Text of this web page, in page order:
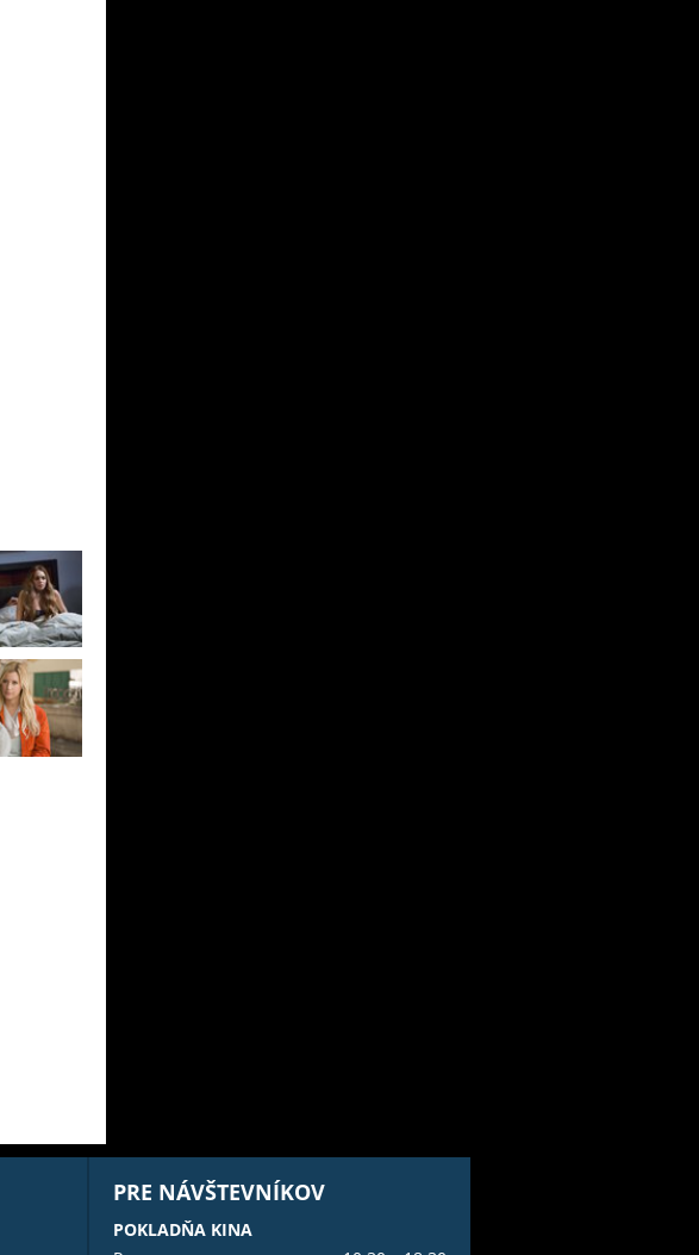
PRE NÁVŠTEVNÍKOV
POKLADŇA KINA